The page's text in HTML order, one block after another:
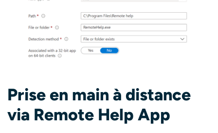
Prise en main à distance
via Remote Help App